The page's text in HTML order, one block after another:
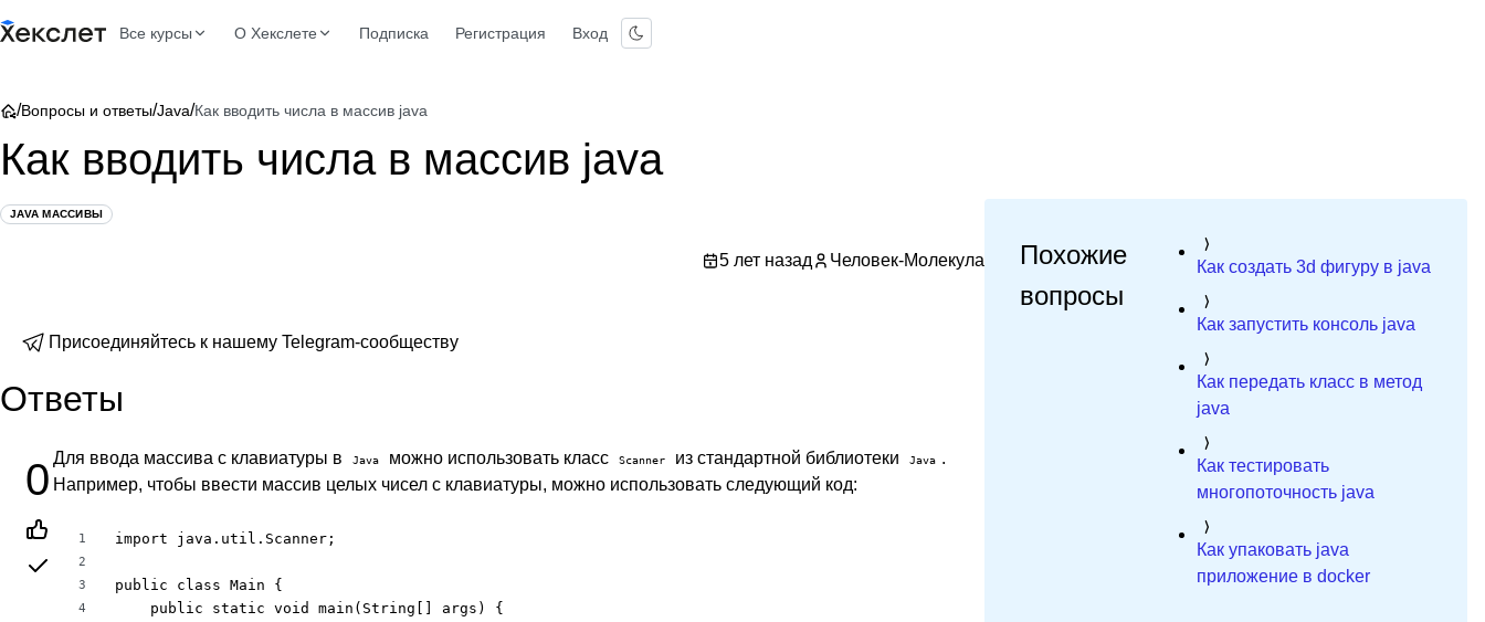
Все курсы О Хекслете Подписка Регистрация Вход
/Вопросы и ответы/Java/Как вводить числа в массив java
Как вводить числа в массив java
JAVA МАССИВЫ
5 лет назад Человек-Молекула
Присоединяйтесь к нашему Telegram-сообществу
Ответы
0 Для ввода массива с клавиатуры в Java можно использовать класс Scanner из стандартной библиотеки Java .
Например, чтобы ввести массив целых чисел с клавиатуры, можно использовать следующий код:
1
2
3
4
import java.util.Scanner;
public class Main {
    public static void main(String[] args) {
Похожие
вопросы
Как создать 3d фигуру в java
Как запустить консоль java
Как передать класс в метод
java
Как тестировать
многопоточность java
Как упаковать java
приложение в docker